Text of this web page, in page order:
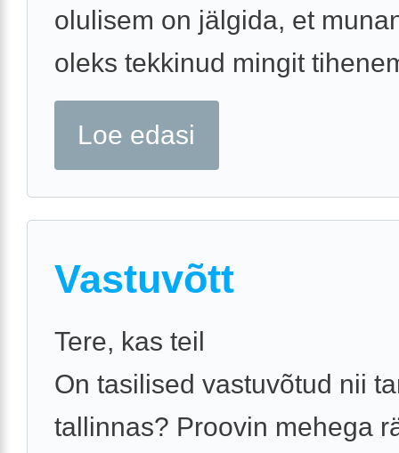
olulisem on jälgida, et
oleks tekkinud mingit
Loe edasi
Vastuvõtt
Tere, kas teil
On tasilised vastuvõtud nii
tallinnas? Proovin mehega